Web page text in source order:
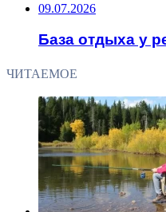
09.07.2026
База отдыха у
ЧИТАЕМОЕ